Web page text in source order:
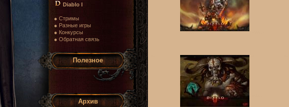
Diablo I
● Стримы
● Разные игры
● Конкурсы
● Обратная связь
Полезное
Архив